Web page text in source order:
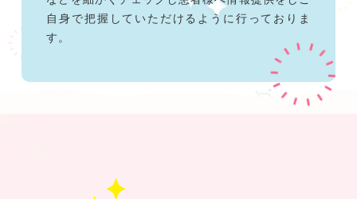
自身で把握していただけるように行っておりま
す。